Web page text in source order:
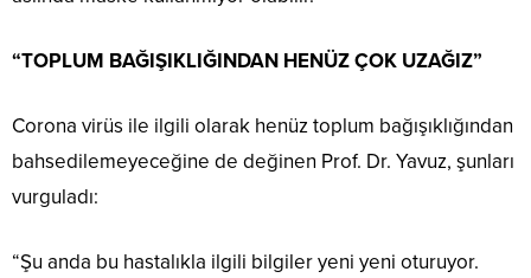
“TOPLUM BAĞIŞIKLIĞINDAN HENÜZ ÇOK UZAĞIZ”
Corona virüs ile ilgili olarak henüz toplum bağışıklığından
bahsedilemeyeceğine de değinen Prof. Dr. Yavuz, şunları
vurguladı:
“Şu anda bu hastalıkla ilgili bilgiler yeni yeni oturuyor.